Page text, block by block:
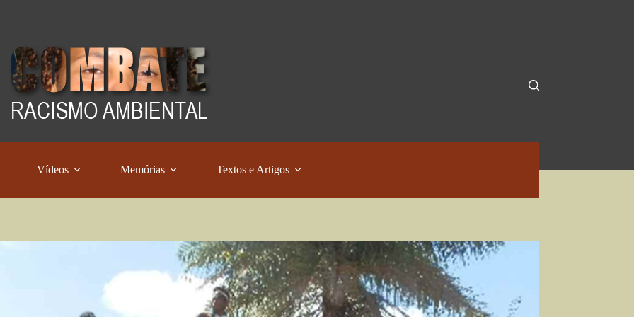
Vídeos Memórias Textos e Artigos